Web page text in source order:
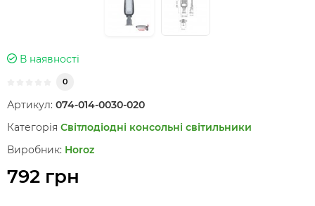
В наявності
0
Артикул: 074-014-0030-020
Категорія Світлодіодні консольні світильники
Виробник: Horoz
792 грн